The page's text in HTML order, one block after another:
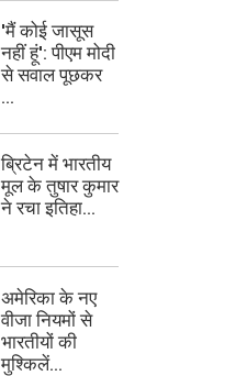
'मैं कोई जासूस
नहीं हूं': पीएम मोदी
से सवाल पूछकर
...
ब्रिटेन में भारतीय
मूल के तुषार कुमार
ने रचा इतिहा...
अमेरिका के नए
वीजा नियमों से
भारतीयों की
मुश्किलें...